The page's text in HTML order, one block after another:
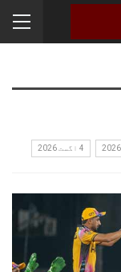
4 اگست 2026